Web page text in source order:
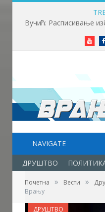
NAVIGATE
ДРУШТВО
Почетна » Вести »
Врању
ДРУШТВО